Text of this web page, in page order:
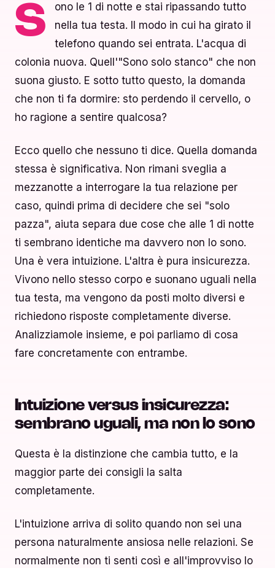
S
ono le 1 di notte e stai ripassando tutto
nella tua testa. Il modo in cui ha girato il
telefono quando sei entrata. L'acqua di
colonia nuova. Quell'"Sono solo stanco" che non
suona giusto. E sotto tutto questo, la domanda
che non ti fa dormire: sto perdendo il cervello, o
ho ragione a sentire qualcosa?
Ecco quello che nessuno ti dice. Quella domanda
stessa è significativa. Non rimani sveglia a
mezzanotte a interrogare la tua relazione per
caso, quindi prima di decidere che sei "solo
pazza", aiuta separa due cose che alle 1 di notte
ti sembrano identiche ma davvero non lo sono.
Una è vera intuizione. L'altra è pura insicurezza.
Vivono nello stesso corpo e suonano uguali nella
tua testa, ma vengono da posti molto diversi e
richiedono risposte completamente diverse.
Analizziamole insieme, e poi parliamo di cosa
fare concretamente con entrambe.
Intuizione versus insicurezza:
sembrano uguali, ma non lo sono
Questa è la distinzione che cambia tutto, e la
maggior parte dei consigli la salta
completamente.
L'intuizione arriva di solito quando non sei una
persona naturalmente ansiosa nelle relazioni. Se
normalmente non ti senti così e all'improvviso lo